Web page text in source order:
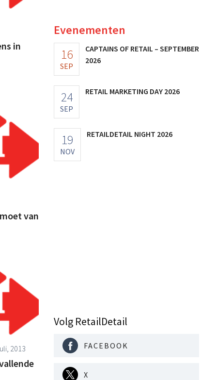
in
van
2013
Evenementen
16
SEP
CAPTAINS OF RETAIL – SEPTEMBER
2026
24
SEP
RETAIL MARKETING DAY 2026
19
NOV
RETAILDETAIL NIGHT 2026
Volg RetailDetail
FACEBOOK
X